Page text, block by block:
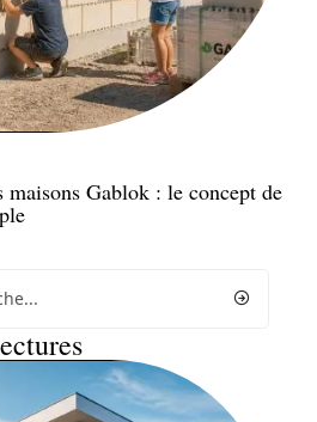
Gablok : le concept de